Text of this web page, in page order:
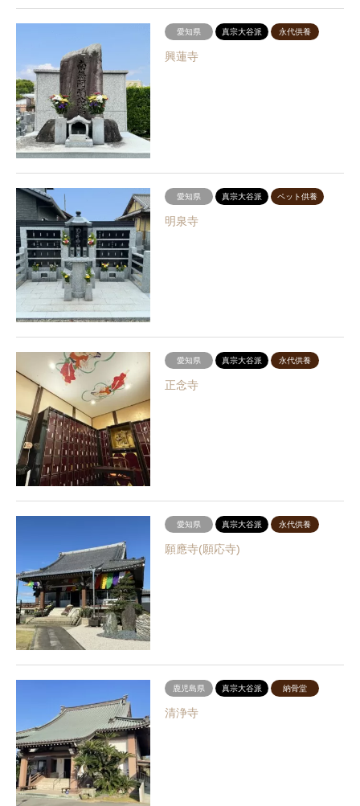
愛知県 真宗大谷派 永代供養
興蓮寺
愛知県 真宗大谷派 ペット供養
明泉寺
愛知県 真宗大谷派 永代供養
正念寺
愛知県 真宗大谷派 永代供養
願應寺(願応寺)
鹿児島県 真宗大谷派 納骨堂
清浄寺